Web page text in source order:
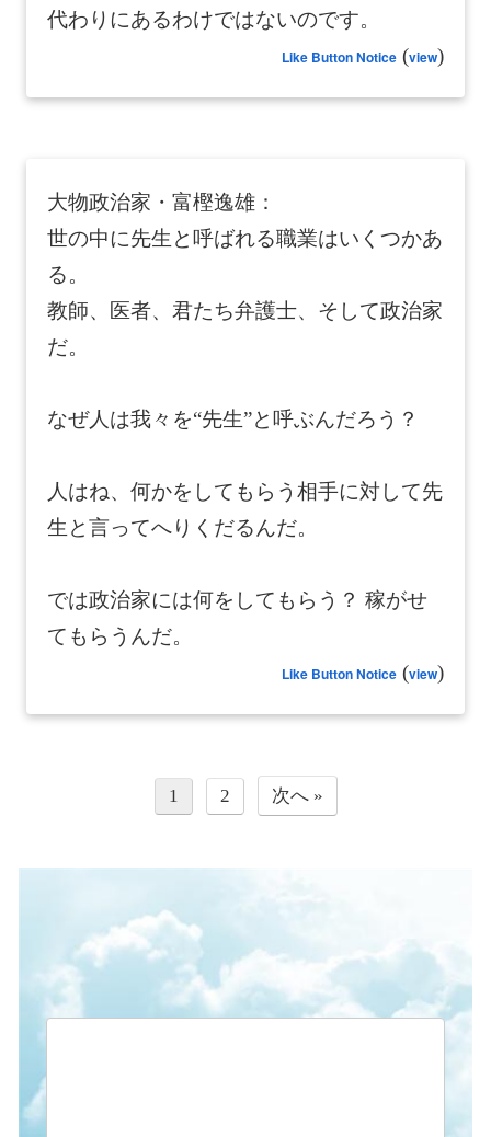
代わりにあるわけではないのです。
Like Button Notice (view)
大物政治家・富樫逸雄：
世の中に先生と呼ばれる職業はいくつかあ
る。
教師、医者、君たち弁護士、そして政治家
だ。
なぜ人は我々を“先生”と呼ぶんだろう？
人はね、何かをしてもらう相手に対して先
生と言ってへりくだるんだ。
では政治家には何をしてもらう？ 稼がせ
てもらうんだ。
Like Button Notice (view)
1 2 次へ »